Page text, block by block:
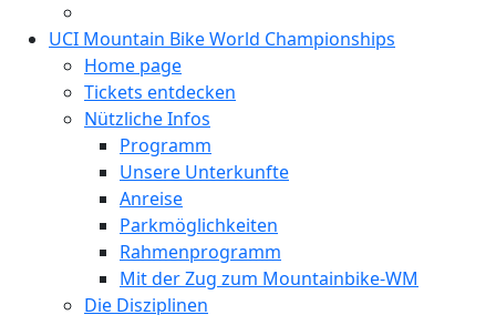
UCI Mountain Bike World Championships
Home page
Tickets entdecken
Nützliche Infos
Programm
Unsere Unterkunfte
Anreise
Parkmöglichkeiten
Rahmenprogramm
Mit der Zug zum Mountainbike-WM
Die Disziplinen